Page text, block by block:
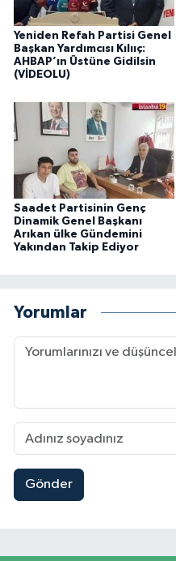
Yeniden Refah Partisi Genel
Başkan Yardımcısı Kılııç:
AHBAP’ın Üstüne Gidilsin
(VİDEOLU)
Saadet Partisinin Genç
Dinamik Genel Başkanı
Arıkan ülke Gündemini
Yakından Takip Ediyor
Yorumlar
Gönder